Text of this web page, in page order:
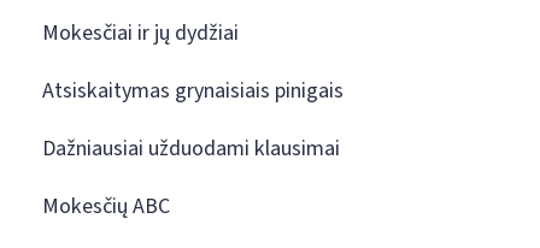
Mokesčiai ir jų dydžiai
Atsiskaitymas grynaisiais pinigais
Dažniausiai užduodami klausimai
Mokesčių ABC